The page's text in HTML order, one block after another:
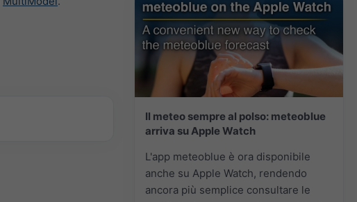
Il meteo sempre al polso: meteoblue
arriva su Apple Watch
L'app meteoblue è ora disponibile
anche su Apple Watch, rendendo
ancora più semplice consultare le